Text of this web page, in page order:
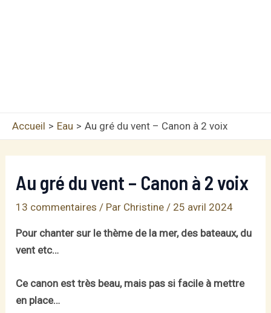
Accueil Eau Au gré du vent – Canon à 2 voix
Au gré du vent – Canon à 2 voix
13 commentaires / Par Christine/ 25 avril 2024
Pour chanter sur le thème de la mer, des bateaux, du
vent etc…
Ce canon est très beau, mais pas si facile à mettre
en place…